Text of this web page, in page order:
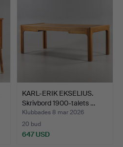
KARL-ERIK EKSELIUS.
Skrivbord 1900-talets …
Klubbades 8 mar 2026
20 bud
647 USD